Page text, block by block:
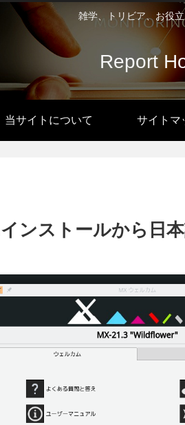
雑学、トリビア、お役
Report
当サイトについて サイトマ
ンストールから日本